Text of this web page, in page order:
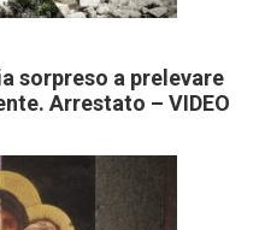
sorpreso a prelevare
Arrestato – VIDEO